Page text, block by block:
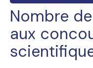
Nombre
aux